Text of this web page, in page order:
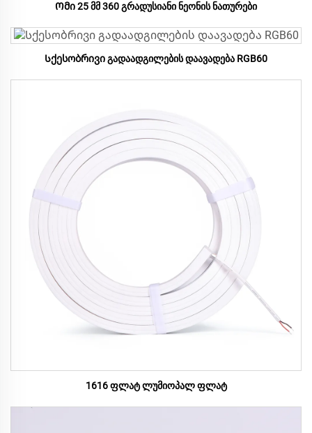
Ომი 25 მმ 360 გრადუსიანი ნეონის ნათურები
Სქესობრივი გადაადგილების დაავადება RGB60
1616 ფლატ ლუმიოპალ ფლატ